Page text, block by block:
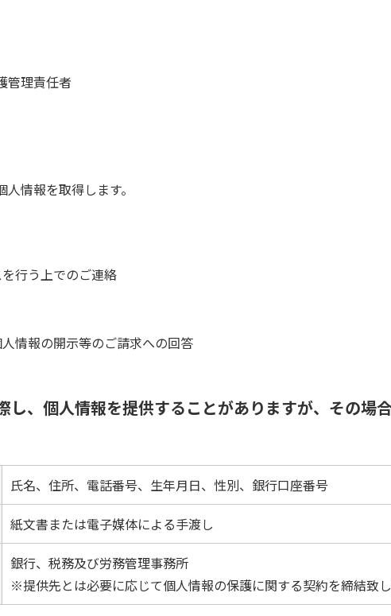
管理責任者
情報を取得します。
行う上でのご連絡
情報の開示等のご請求への回答
、個人情報を提供することがありますが、その場
氏名、住所、電話番号、生年月日、性別、銀行口座番号
紙文書または電子媒体による手渡し
銀行、税務及び労務管理事務所
※提供先とは必要に応じて個人情報の保護に関する契約を締結致し